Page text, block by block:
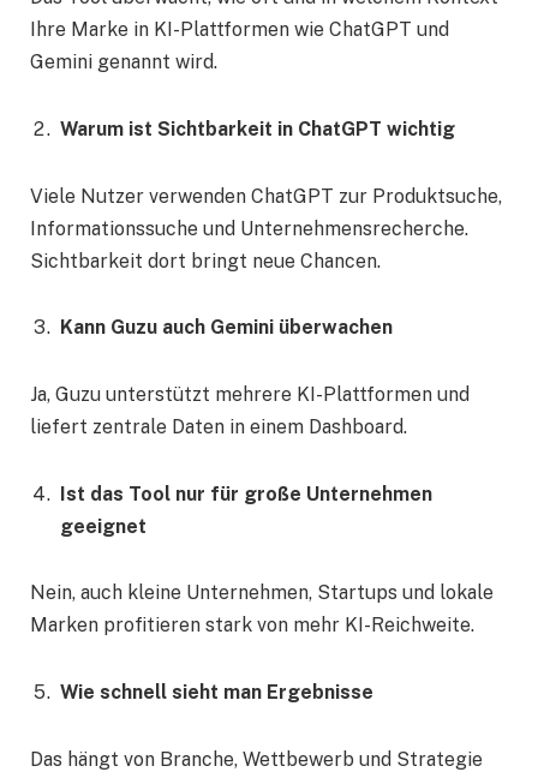
Ihre Marke in KI-Plattformen wie ChatGPT und
Gemini genannt wird.
Warum ist Sichtbarkeit in ChatGPT wichtig
Viele Nutzer verwenden ChatGPT zur Produktsuche,
Informationssuche und Unternehmensrecherche.
Sichtbarkeit dort bringt neue Chancen.
Kann Guzu auch Gemini überwachen
Ja, Guzu unterstützt mehrere KI-Plattformen und
liefert zentrale Daten in einem Dashboard.
Ist das Tool nur für große Unternehmen
geeignet
Nein, auch kleine Unternehmen, Startups und lokale
Marken profitieren stark von mehr KI-Reichweite.
Wie schnell sieht man Ergebnisse
Das hängt von Branche, Wettbewerb und Strategie